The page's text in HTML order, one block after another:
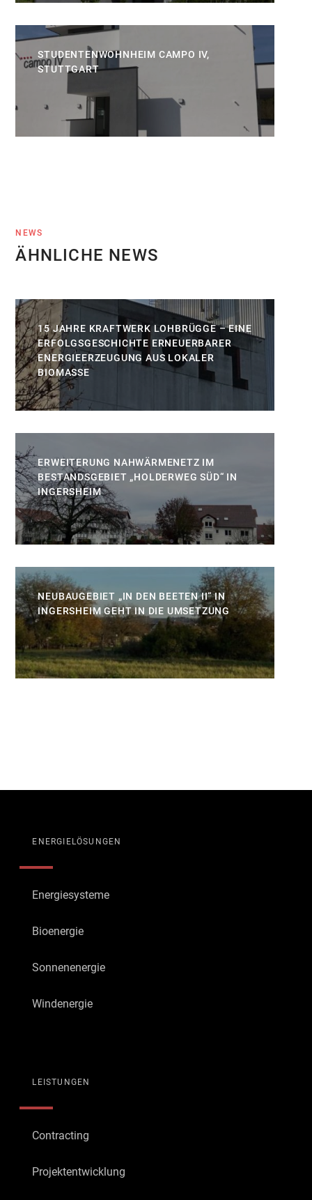
STUDENTENWOHNHEIM CAMPO IV,
STUTTGART
NEWS
ÄHNLICHE NEWS
15 JAHRE KRAFTWERK LOHBRÜGGE – EINE
ERFOLGSGESCHICHTE ERNEUERBARER
ENERGIEERZEUGUNG AUS LOKALER
BIOMASSE
ERWEITERUNG NAHWÄRMENETZ IM
BESTANDSGEBIET „HOLDERWEG SÜD“ IN
INGERSHEIM
NEUBAUGEBIET „IN DEN BEETEN II“ IN
INGERSHEIM GEHT IN DIE UMSETZUNG
ENERGIELÖSUNGEN
Energiesysteme
Bioenergie
Sonnenenergie
Windenergie
LEISTUNGEN
Contracting
Projektentwicklung